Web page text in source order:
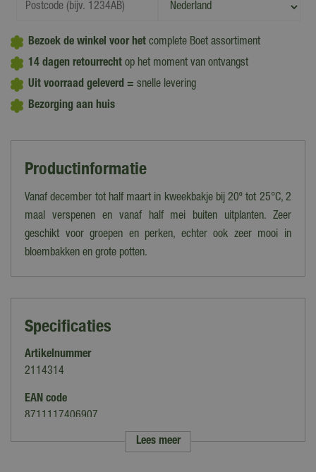
Bezoek de winkel voor het complete Boet assortiment
14 dagen retourrecht op het moment van ontvangst
Uit voorraad geleverd = snelle levering
Bezorging aan huis
Productinformatie
Vanaf december tot half maart in kweekbakje bij 20º tot 25°C, 2
maal verspenen en vanaf half mei buiten uitplanten. Zeer
geschikt voor groepen en perken, echter ook zeer mooi in
bloembakken en grote potten.
Specificaties
Artikelnummer
2114314
EAN code
8711117406907
Merk
Lees meer